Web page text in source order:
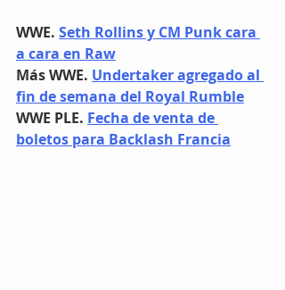
WWE. Seth Rollins y CM Punk cara
a cara en Raw
Más WWE. Undertaker agregado al
fin de semana del Royal Rumble
WWE PLE. Fecha de venta de
boletos para Backlash Francia